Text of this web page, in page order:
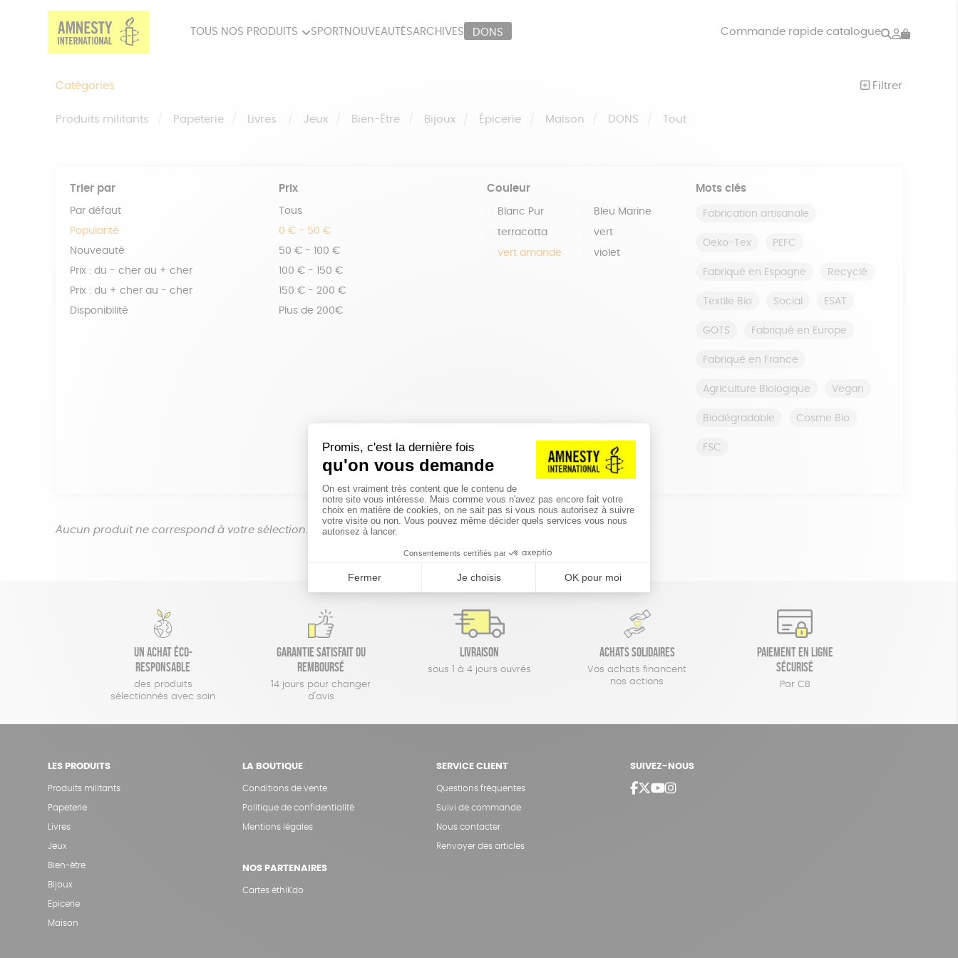
TOUS NOS PRODUITS SPORT NOUVEAUTÉSARCHIVES DONS Commande rapide catalogue Rechercher
Mon
Catégories Filtrer
Produits militants Papeterie Livres Jeux Bien-Être Bijoux Épicerie Maison DONS Tout
Trier par
Par défaut
Popularité
Nouveauté
Prix : du - cher au + cher
Prix : du + cher au - cher
Disponibilité
Prix
Tous
0 € - 50 €
50 € - 100 €
100 € - 150 €
150 € - 200 €
Plus de 200€
Couleur
Blanc Pur Bleu Marine
terracotta vert
vert amande violet
Mots clés
Fabrication artisanale
Oeko-Tex PEFC
Fabriqué en Espagne Recyclé
Textile Bio Social ESAT
GOTS Fabriqué en Europe
Fabriqué en France
Agriculture Biologique Vegan
Biodégradable Cosme Bio
FSC
réinitialiser les filtres
Aucun produit ne correspond à votre sélection.
Un achat éco-
responsable
des produits
sélectionnés avec soin
Garantie satisfait ou
remboursé
14 jours pour changer
d'avis
Livraison
sous 1 à 4 jours ouvrés
Achats solidaires
Vos achats financent
nos actions
Paiement en ligne
sécurisé
Par CB
LES PRODUITS
Produits militants
Papeterie
Livres
Jeux
Bien-être
Bijoux
Epicerie
Maison
LA BOUTIQUE
Conditions de vente
Politique de confidentialité
Mentions légales
NOS PARTENAIRES
Cartes éthiKdo
SERVICE CLIENT
Questions fréquentes
Suivi de commande
Nous contacter
Renvoyer des articles
SUIVEZ-NOUS